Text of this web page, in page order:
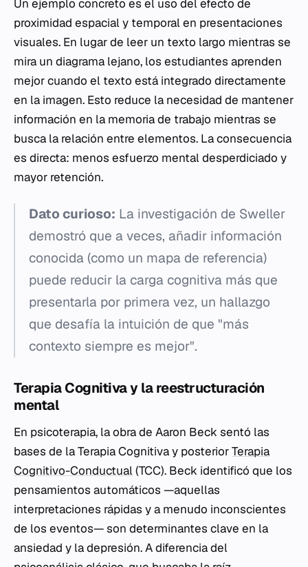
Un ejemplo concreto es el uso del efecto de
proximidad espacial y temporal en presentaciones
visuales. En lugar de leer un texto largo mientras se
mira un diagrama lejano, los estudiantes aprenden
mejor cuando el texto está integrado directamente
en la imagen. Esto reduce la necesidad de mantener
información en la memoria de trabajo mientras se
busca la relación entre elementos. La consecuencia
es directa: menos esfuerzo mental desperdiciado y
mayor retención.
Dato curioso: La investigación de Sweller
demostró que a veces, añadir información
conocida (como un mapa de referencia)
puede reducir la carga cognitiva más que
presentarla por primera vez, un hallazgo
que desafía la intuición de que "más
contexto siempre es mejor".
Terapia Cognitiva y la reestructuración
mental
En psicoterapia, la obra de Aaron Beck sentó las
bases de la Terapia Cognitiva y posteriorTerapia
Cognitivo-Conductual(TCC). Beck identificó que los
pensamientos automáticos —aquellas
interpretaciones rápidas y a menudo inconscientes
de los eventos— son determinantes clave en la
ansiedad y la depresión. A diferencia del